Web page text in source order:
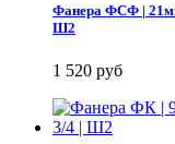
Фанера ФСФ |
Ш2
1 520 руб